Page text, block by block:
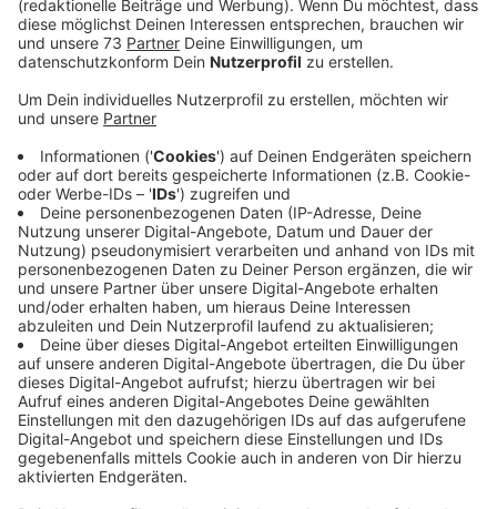
habe gezeigt, dass die Anwesenheit von
Sicherheitsleuten Vandalismus und Streitigkeiten
vorbeuge sowie den Betriebsablauf verbessere, heißt
Veröffentlicht:Dienstag, 26.09.2023 15:46
Anzeige
Fördermittel für Nachtbusse aus der Region
Anzeige
Nachts sicher und klimafreundlich von A nach B
kommen soll in Zukunft noch einfacher werden. Dafür
stellt der Zweckverband Mobilität Münsterland nach
eigenen Angaben jetzt 150.000 Euro bereit. Mit den